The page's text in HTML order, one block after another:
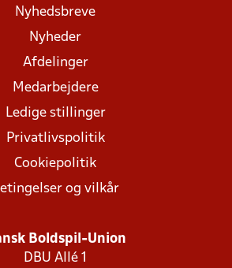
Nyhedsbreve
Nyheder
Afdelinger
Medarbejdere
Ledige stillinger
Privatlivspolitik
Cookiepolitik
og vilkår
Boldspil-Union
DBU Allé 1